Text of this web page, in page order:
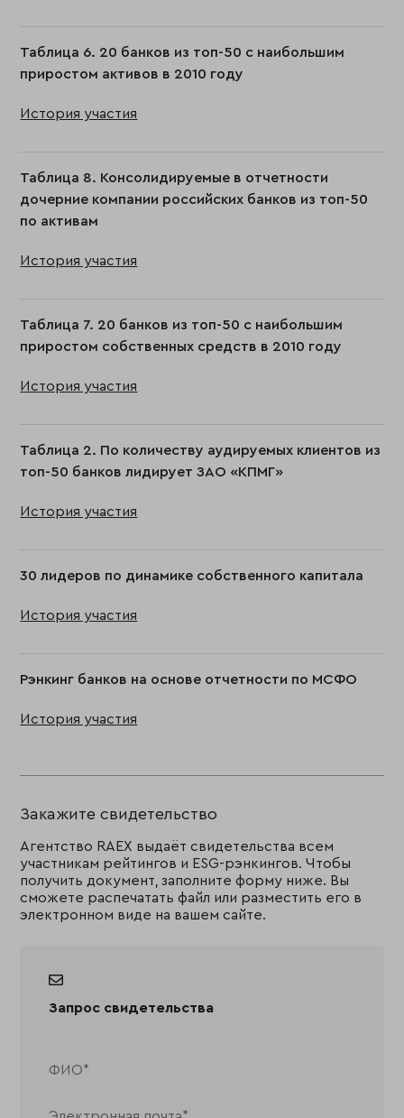
Таблица 6. 20 банков из топ-50 с наибольшим
приростом активов в 2010 году
История участия
Таблица 8. Консолидируемые в отчетности
дочерние компании российских банков из топ-50
по активам
История участия
Таблица 7. 20 банков из топ-50 с наибольшим
приростом собственных средств в 2010 году
История участия
Таблица 2. По количеству аудируемых клиентов из
топ-50 банков лидирует ЗАО «КПМГ»
История участия
30 лидеров по динамике собственного капитала
История участия
Рэнкинг банков на основе отчетности по МСФО
История участия
Закажите свидетельство
Агентство RAEX выдаёт свидетельства всем
участникам рейтингов и ESG-рэнкингов. Чтобы
получить документ, заполните форму ниже. Вы
сможете распечатать файл или разместить его в
электронном виде на вашем сайте.
Запрос свидетельства